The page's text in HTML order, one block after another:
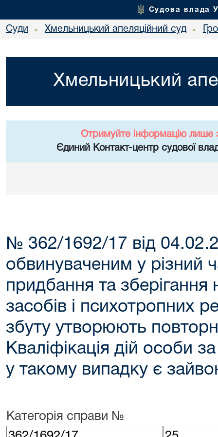
Судова влада
Суди • Хмельницький апеляційний суд •
Хмельницький
Отримуйте інформацію лише
Єдиний Контакт-центр судової
№ 362/1692/17 від
обвинуваченим у різний
придбання та зберігання
засобів і психотропних
збуту утворюють
Кваліфікація дій особи
у такому випадку є
Категорія справи №